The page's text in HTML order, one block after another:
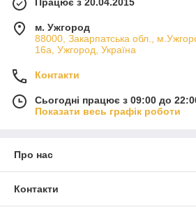
м. Ужгород
88000, Закарпатська обл.,
16а, Ужгород, Україна
Контакти
Сьогодні працює з 09:00 до
Показати весь графік роботи
Про нас
Контакти